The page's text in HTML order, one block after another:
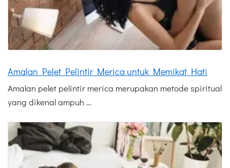
Amalan Pelet Pelintir Merica untuk Memikat Hati
Amalan pelet pelintir merica merupakan metode spiritual
yang dikenal ampuh …